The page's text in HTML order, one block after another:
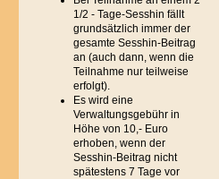
1/2 - Tage-Sesshin fällt
grundsätzlich immer der
gesamte Sesshin-Beitrag
an (auch dann, wenn die
Teilnahme nur teilweise
erfolgt).
Es wird eine
Verwaltungsgebühr in
Höhe von 10,- Euro
erhoben, wenn der
Sesshin-Beitrag nicht
spätestens 7 Tage vor